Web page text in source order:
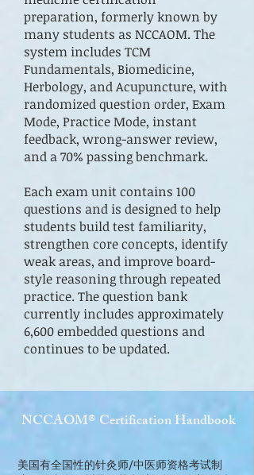
preparation, formerly known by
many students as NCCAOM. The
system includes TCM
Fundamentals, Biomedicine,
Herbology, and Acupuncture, with
randomized question order, Exam
Mode, Practice Mode, instant
feedback, wrong-answer review,
and a 70% passing benchmark.
Each exam unit contains 100
questions and is designed to help
students build test familiarity,
strengthen core concepts, identify
weak areas, and improve board-
style reasoning through repeated
practice. The question bank
currently includes approximately
6,600 embedded questions and
continues to be updated.
NCCAOM® Certification Handbook
美国有全国性的针灸师/中医师资格考试制